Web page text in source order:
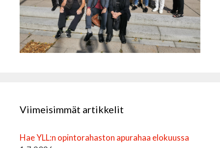
Viimeisimmät artikkelit
Hae YLL:n opintorahaston apurahaa elokuussa